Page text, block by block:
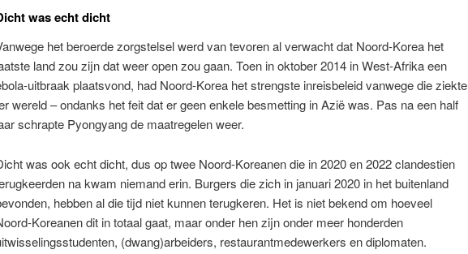
was echt dicht
het beroerde zorgstelsel werd van tevoren al verwacht dat Noord-Korea het
land zou zijn dat weer open zou gaan. Toen in oktober 2014 in West-Afrika een
uitbraak plaatsvond, had Noord-Korea het strengste inreisbeleid vanwege die ziekte
wereld – ondanks het feit dat er geen enkele besmetting in Azië was. Pas na een half
schrapte Pyongyang de maatregelen weer.
was ook echt dicht, dus op twee Noord-Koreanen die in 2020 en 2022 clandestien
na kwam niemand erin. Burgers die zich in januari 2020 in het buitenland
hebben al die tijd niet kunnen terugkeren. Het is niet bekend om hoeveel
Koreanen dit in totaal gaat, maar onder hen zijn onder meer honderden
(dwang)arbeiders, restaurantmedewerkers en diplomaten.